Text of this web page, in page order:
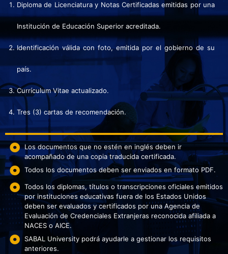
Diploma de Licenciatura y Notas Certificadas emitidas por una
Institución de Educación Superior acreditada.
Identificación válida con foto, emitida por el gobierno de su
país.
Currículum Vitae actualizado.
Tres (3) cartas de recomendación.
Los documentos que no estén en inglés deben ir
acompañado de una copia traducida certificada.
Todos los documentos deben ser enviados en formato PDF.
Todos los diplomas, títulos o transcripciones oficiales emitidos
por instituciones educativas fuera de los Estados Unidos
deben ser evaluados y certificados por una Agencia de
Evaluación de Credenciales Extranjeras reconocida afiliada a
NACES o AICE.
SABAL University podrá ayudarle a gestionar los requisitos
anteriores.